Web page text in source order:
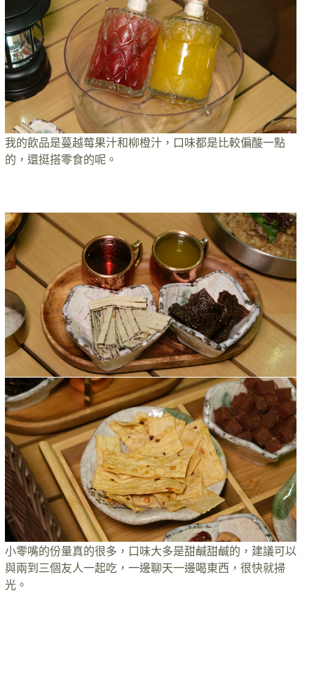
我的飲品是蔓越莓果汁和柳橙汁，口味都是比較偏酸一點
的，還挺搭零食的呢。
小零嘴的份量真的很多，口味大多是甜鹹甜鹹的，建議可以
與兩到三個友人一起吃，一邊聊天一邊喝東西，很快就掃
光。